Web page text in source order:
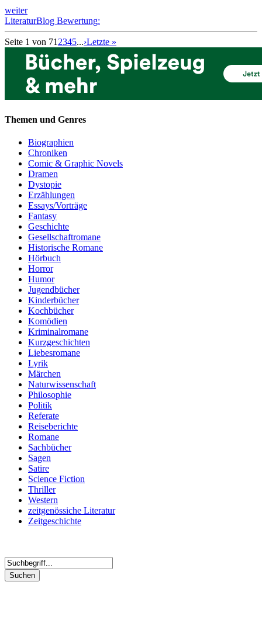
weiter
LiteraturBlog Bewertung:
Seite 1 von 71 2345...›Letzte »
Themen und Genres
Biographien
Chroniken
Comic & Graphic Novels
Dramen
Dystopie
Erzählungen
Essays/Vorträge
Fantasy
Geschichte
Gesellschaftromane
Historische Romane
Hörbuch
Horror
Humor
Jugendbücher
Kinderbücher
Kochbücher
Komödien
Kriminalromane
Kurzgeschichten
Liebesromane
Lyrik
Märchen
Naturwissenschaft
Philosophie
Politik
Referate
Reiseberichte
Romane
Sachbücher
Sagen
Satire
Science Fiction
Thriller
Western
zeitgenössiche Literatur
Zeitgeschichte